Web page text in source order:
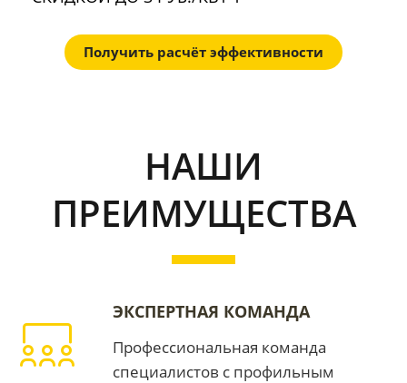
Получить расчёт эффективности
НАШИ
ПРЕИМУЩЕСТВА
ЭКСПЕРТНАЯ КОМАНДА
Профессиональная команда
специалистов с профильным